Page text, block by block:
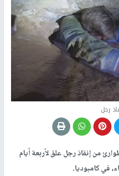
رجل
من إنقاذ رجل علق لأربعة أيام
في كامبوديا.